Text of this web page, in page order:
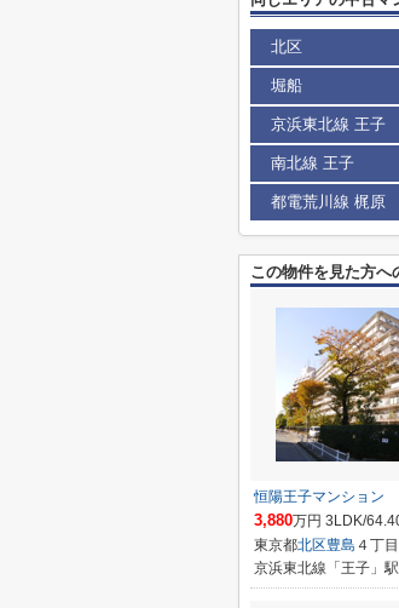
北区
堀船
京浜東北線 王子
南北線 王子
都電荒川線 梶原
この物件を見た方へ
恒陽王子マンション
3,880万円 3LDK/
東京都北区豊島 ４丁目
京浜東北線「王子」